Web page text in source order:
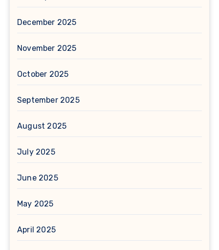
December 2025
November 2025
October 2025
September 2025
August 2025
July 2025
June 2025
May 2025
April 2025